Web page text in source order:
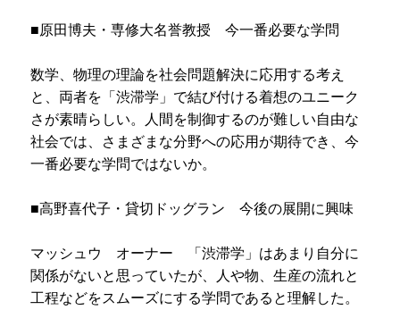
■原田博夫・専修大名誉教授 今一番必要な学問
数学、物理の理論を社会問題解決に応用する考え
と、両者を「渋滞学」で結び付ける着想のユニーク
さが素晴らしい。人間を制御するのが難しい自由な
社会では、さまざまな分野への応用が期待でき、今
一番必要な学問ではないか。
■高野喜代子・貸切ドッグラン 今後の展開に興味
マッシュウ オーナー 「渋滞学」はあまり自分に
関係がないと思っていたが、人や物、生産の流れと
工程などをスムーズにする学問であると理解した。